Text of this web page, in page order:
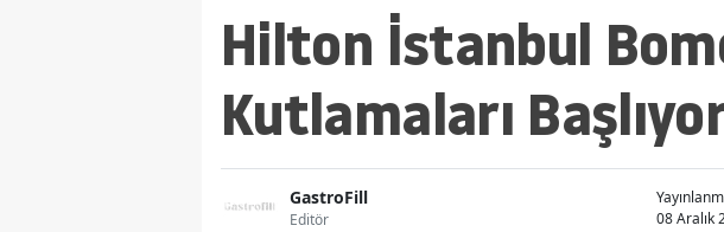
Hilton İstanbul
Kutlamaları
GastroFill
Editör
08 Aralık